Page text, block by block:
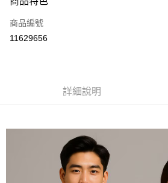
信用卡一次付款
運送方式
商品編號
11629656
詳細說明